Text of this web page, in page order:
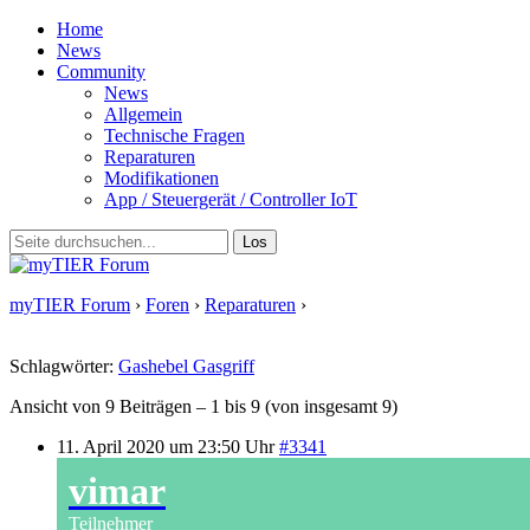
Home
News
Community
News
Allgemein
Technische Fragen
Reparaturen
Modifikationen
App / Steuergerät / Controller IoT
myTIER Forum › Foren › Reparaturen ›
Schlagwörter: Gashebel Gasgriff
Ansicht von 9 Beiträgen – 1 bis 9 (von insgesamt 9)
11. April 2020 um 23:50 Uhr #3341
vimar
Teilnehmer